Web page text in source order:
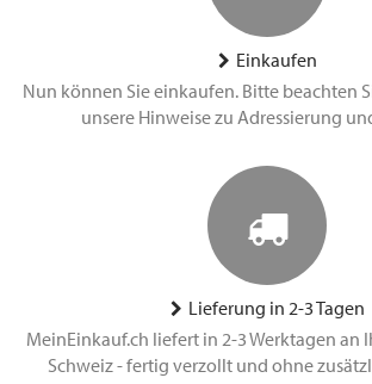
Einkaufen
Nun können Sie einkaufen. Bitte beachten
unsere Hinweise zu Adressierung
Lieferung in 2-3 Tagen
MeinEinkauf.ch liefert in 2-3 Werktagen an
Schweiz - fertig verzollt und ohne